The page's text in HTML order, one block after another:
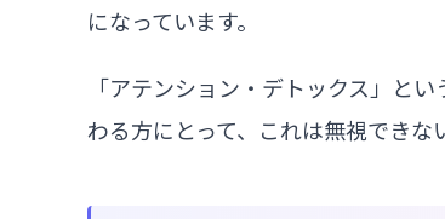
になっています。
「アテンション・デトックス」と
わる方にとって、これは無視できな